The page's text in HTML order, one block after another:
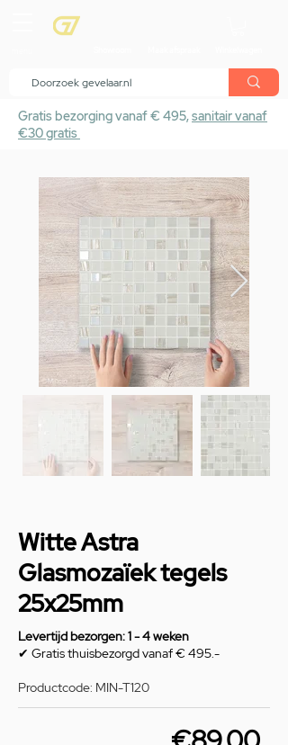
Gratis bezorging vanaf € 495,sanitair vanaf
€30 gratis
Witte Astra
Glasmozaïek tegels
25x25mm
Levertijd bezorgen: 1 - 4 weken
✔ Gratis thuisbezorgd vanaf € 495.-
Productcode: MIN-T120